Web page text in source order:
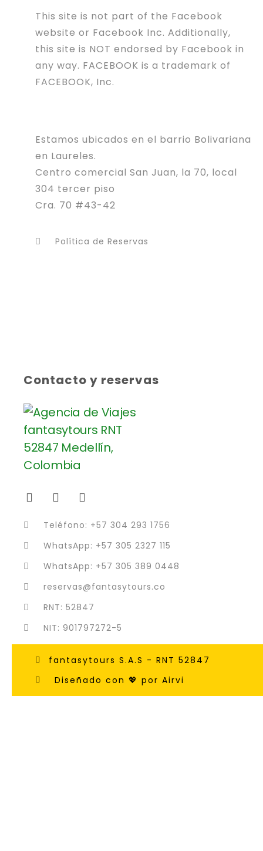
This site is not part of the Facebook
website or Facebook Inc. Additionally,
this site is NOT endorsed by Facebook in
any way. FACEBOOK is a trademark of
FACEBOOK, Inc.
Estamos ubicados en el barrio Bolivariana
en Laureles.
Centro comercial San Juan, la 70, local
304 tercer piso
Cra. 70 #43-42
Política de Reservas
Contacto y reservas
Teléfono: +57 304 293 1756
WhatsApp: +57 305 2327 115
WhatsApp: +57 305 389 0448
reservas@fantasytours.co
RNT: 52847
NIT: 901797272-5
fantasytours S.A.S - RNT 52847
Diseñado con 💖 por Airvi